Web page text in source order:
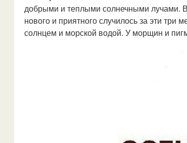
добрыми и теплыми солнечными лучами.
нового и приятного случилось за эти
солнцем и морской водой. У морщин и